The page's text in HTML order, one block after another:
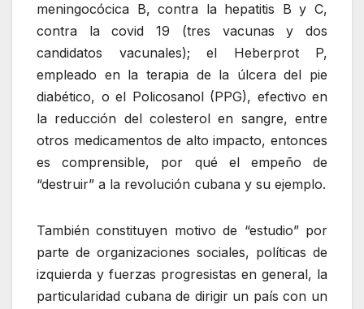
meningocócica B, contra la hepatitis B y C,
contra la covid 19 (tres vacunas y dos
candidatos vacunales); el Heberprot P,
empleado en la terapia de la úlcera del pie
diabético, o el Policosanol (PPG), efectivo en
la reducción del colesterol en sangre, entre
otros medicamentos de alto impacto, entonces
es comprensible, por qué el empeño de
“destruir” a la revolución cubana y su ejemplo.
También constituyen motivo de “estudio” por
parte de organizaciones sociales, políticas de
izquierda y fuerzas progresistas en general, la
particularidad cubana de dirigir un país con un